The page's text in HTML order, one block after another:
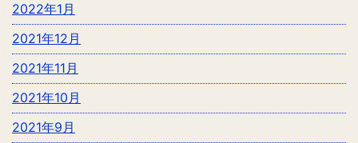
2022年1月
2021年12月
2021年11月
2021年10月
2021年9月